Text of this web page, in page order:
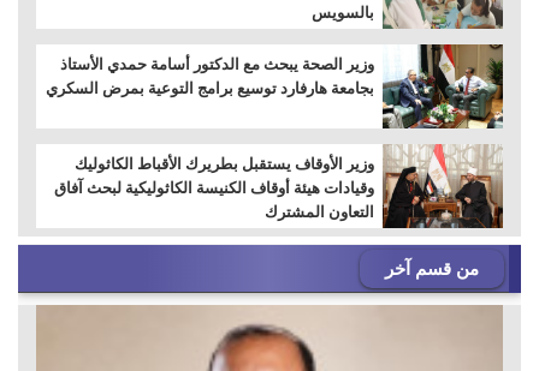
بالسويس
وزير الصحة يبحث مع الدكتور أسامة حمدي الأستاذ
بجامعة هارفارد توسيع برامج التوعية بمرض السكري
وزير الأوقاف يستقبل بطريرك الأقباط الكاثوليك
وقيادات هيئة أوقاف الكنيسة الكاثوليكية لبحث آفاق
التعاون المشترك
من قسم آخر